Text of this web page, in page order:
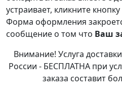
устраивает, кликните
Форма оформления
сообщение о том что Ваш
Внимание! Услуга
России - БЕСПЛАТНА при
заказа составит